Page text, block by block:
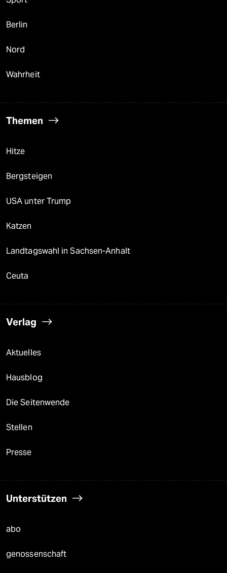
Berlin
Nord
Wahrheit
Themen
Hitze
Bergsteigen
USA unter Trump
Katzen
Landtagswahl in Sachsen-Anhalt
Ceuta
Verlag
Aktuelles
Hausblog
Die Seitenwende
Stellen
Presse
Unterstützen
abo
genossenschaft